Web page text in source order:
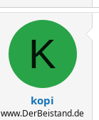
K
kopi
www.DerBeistand.de